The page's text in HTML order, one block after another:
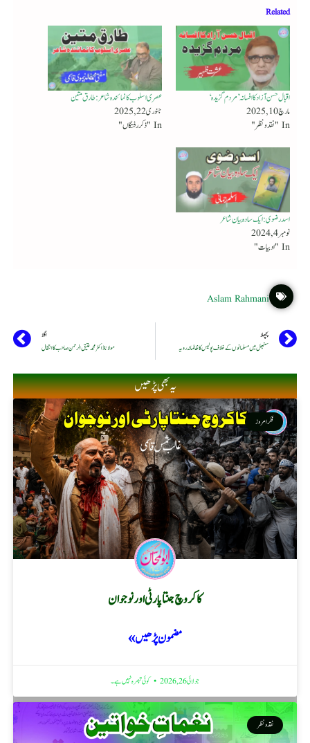
Related
اقبال حسن آزاد کا افسانہ ’مردم گزیدہ‘
مارچ 10, 2025
In "نقد ونظر"
عصری اسلوب کا نمائندہ شاعر : طارق متین
جنوری 22, 2025
In "ذکر رفتگاں"
اسد رضوی : ایک سادہ بیان شاعر
نومبر 4, 2024
In "ادبیات"
Aslam Rahmani
پچھلا
سنبھل میں مسلمانوں کے خلاف پولیس کا ظالمانہ رویہ
اگلا
مولانا ڈاکٹر محمد عتیق الرحمن صاحب کا انتقال
یہ بھی پڑھیں
فکر امروز
کاکروچ جنتا پارٹی اور نوجوان
مضمون پڑھیں »
جولائی 26, 2026 کوئی تبصرہ نہیں ہے۔
نقد ونظر